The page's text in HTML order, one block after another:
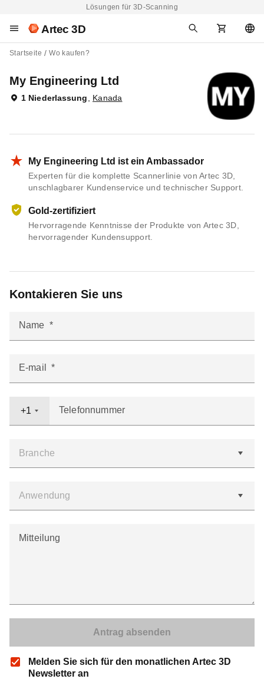
Lösungen für 3D-Scanning
Artec 3D
Startseite Wo kaufen?
My Engineering Ltd
1 Niederlassung Kanada
My Engineering Ltd ist ein Ambassador
Experten für die komplette Scannerlinie von Artec 3D,
unschlagbarer Kundenservice und technischer Support.
Gold-zertifiziert
Hervorragende Kenntnisse der Produkte von Artec 3D,
hervorragender Kundensupport.
Kontakieren Sie uns
Name
E-mail
Telefonnummer
+1
Mitteilung
Melden Sie sich für den monatlichen Artec 3D
Newsletter an